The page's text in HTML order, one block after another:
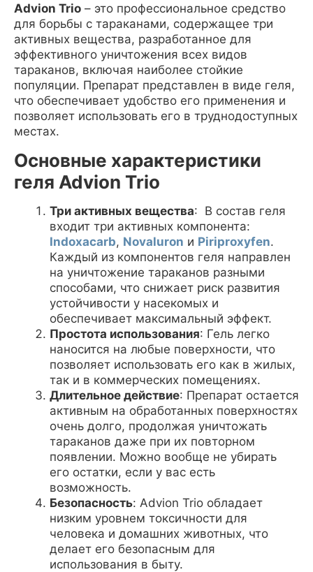
Advion Trio – это профессиональное средство
для борьбы с тараканами, содержащее три
активных вещества, разработанное для
эффективного уничтожения всех видов
тараканов, включая наиболее стойкие
популяции. Препарат представлен в виде геля,
что обеспечивает удобство его применения и
позволяет использовать его в труднодоступных
местах.
Основные характеристики
геля Advion Trio
Три активных вещества: В состав геля
входит три активных компонента:
Indoxacarb, Novaluron и Piriproxyfen.
Каждый из компонентов геля направлен
на уничтожение тараканов разными
способами, что снижает риск развития
устойчивости у насекомых и
обеспечивает максимальный эффект.
Простота использования: Гель легко
наносится на любые поверхности, что
позволяет использовать его как в жилых,
так и в коммерческих помещениях.
Длительное действие: Препарат остается
активным на обработанных поверхностях
очень долго, продолжая уничтожать
тараканов даже при их повторном
появлении. Можно вообще не убирать
его остатки, если у вас есть
возможность.
Безопасность: Advion Trio обладает
низким уровнем токсичности для
человека и домашних животных, что
делает его безопасным для
использования в быту.